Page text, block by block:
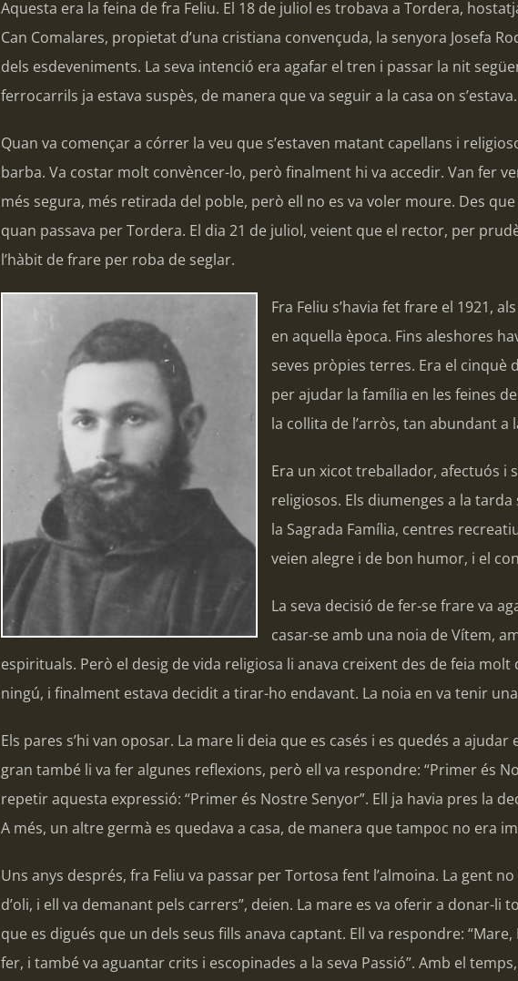
Aquesta era la feina de fra Feliu. El 18 de juliol es trobava a Tordera,
Can Comalares, propietat d’una cristiana convençuda, la senyora Josefa
dels esdeveniments. La seva intenció era agafar el tren i passar la nit
ferrocarrils ja estava suspès, de manera que va seguir a la casa on s’estava.
Quan va començar a córrer la veu que s’estaven matant capellans i
barba. Va costar molt convèncer-lo, però finalment hi va accedir. Van fer
més segura, més retirada del poble, però ell no es va voler moure. Des
quan passava per Tordera. El dia 21 de juliol, veient que el rector, per
l’hàbit de frare per roba de seglar.
Fra Feliu s’havia fet frare el 1921,
en aquella època. Fins aleshores
seves pròpies terres. Era el cinquè
per ajudar la família en les feines
la collita de l’arròs, tan abundant a
Era un xicot treballador, afectuós i
religiosos. Els diumenges a la
la Sagrada Família, centres
veien alegre i de bon humor, i el
La seva decisió de fer-se frare va
casar-se amb una noia de Vítem,
espirituals. Però el desig de vida religiosa li anava creixent des de feia
ningú, i finalment estava decidit a tirar-ho endavant. La noia en va tenir
Els pares s’hi van oposar. La mare li deia que es casés i es quedés a
gran també li va fer algunes reflexions, però ell va respondre: “Primer és
repetir aquesta expressió: “Primer és Nostre Senyor”. Ell ja havia pres la
A més, un altre germà es quedava a casa, de manera que tampoc no era
Uns anys després, fra Feliu va passar per Tortosa fent l’almoina. La gent
d’oli, i ell va demanant pels carrers”, deien. La mare es va oferir a donar-li
que es digués que un dels seus fills anava captant. Ell va respondre:
fer, i també va aguantar crits i escopinades a la seva Passió”. Amb el